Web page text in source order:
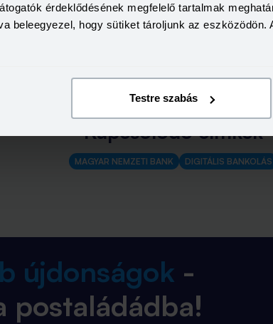
érdeklődésének megfelelő tartalmak
beleegyezel, hogy sütiket tároljunk az eszközödön.
Testre szabás
Azt, hogy októbertől újabb eszközök állnak
hitelről vagy megtakarításról. Ha nem tudsz addig
Kapcsolódó címkék
MAGYAR NEMZETI BANK DIGITÁLIS BANKOLÁS
újdonságok -
postaládádba!